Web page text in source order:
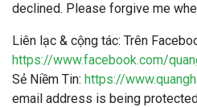
declined. Please forgive me
Liên lạc & cộng tác: Trên
https://www.facebook.com/
Sẻ Niềm Tin: https://
email address is being